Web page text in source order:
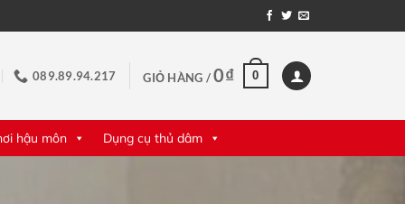
089.89.94.217 GIỎ HÀNG /0₫ 0
hậu môn Dụng cụ thủ dâm